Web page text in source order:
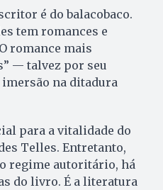
é do balacobaco.
tem romances e
romance mais
— talvez por seu
na ditadura
para a vitalidade do
Telles. Entretanto,
regime autoritário, há
do livro. É a literatura